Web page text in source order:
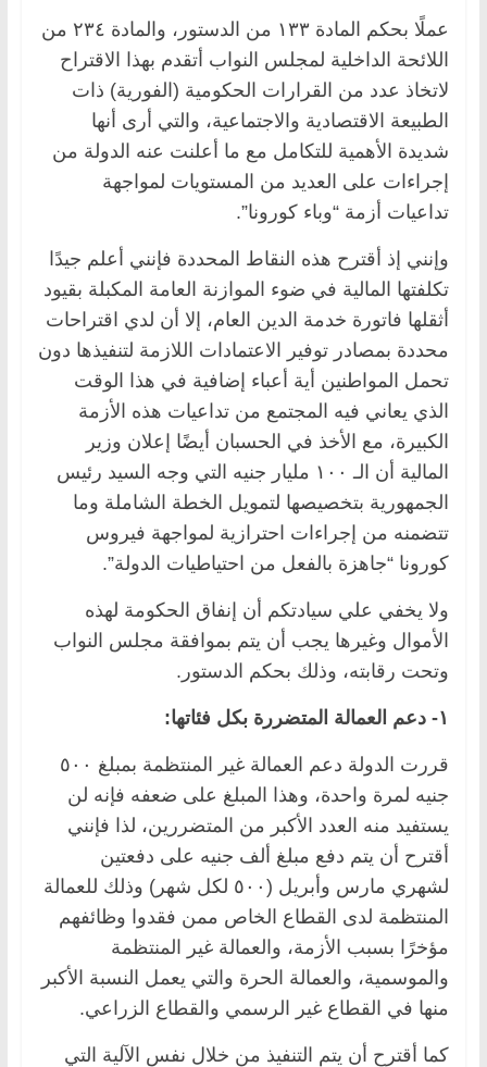
عملًا بحكم المادة ١٣٣ من الدستور، والمادة ٢٣٤ من
اللائحة الداخلية لمجلس النواب أتقدم بهذا الاقتراح
لاتخاذ عدد من القرارات الحكومية (الفورية) ذات
الطبيعة الاقتصادية والاجتماعية، والتي أرى أنها
شديدة الأهمية للتكامل مع ما أعلنت عنه الدولة من
إجراءات على العديد من المستويات لمواجهة
تداعيات أزمة “وباء كورونا”.
وإنني إذ أقترح هذه النقاط المحددة فإنني أعلم جيدًا
تكلفتها المالية في ضوء الموازنة العامة المكبلة بقيود
أثقلها فاتورة خدمة الدين العام، إلا أن لدي اقتراحات
محددة بمصادر توفير الاعتمادات اللازمة لتنفيذها دون
تحمل المواطنين أية أعباء إضافية في هذا الوقت
الذي يعاني فيه المجتمع من تداعيات هذه الأزمة
الكبيرة، مع الأخذ في الحسبان أيضًا إعلان وزير
المالية أن الـ ١٠٠ مليار جنيه التي وجه السيد رئيس
الجمهورية بتخصيصها لتمويل الخطة الشاملة وما
تتضمنه من إجراءات احترازية لمواجهة فيروس
كورونا “جاهزة بالفعل من احتياطيات الدولة”.
ولا يخفي علي سيادتكم أن إنفاق الحكومة لهذه
الأموال وغيرها يجب أن يتم بموافقة مجلس النواب
وتحت رقابته، وذلك بحكم الدستور.
١- دعم العمالة المتضررة بكل فئاتها:
قررت الدولة دعم العمالة غير المنتظمة بمبلغ ٥٠٠
جنيه لمرة واحدة، وهذا المبلغ على ضعفه فإنه لن
يستفيد منه العدد الأكبر من المتضررين، لذا فإنني
أقترح أن يتم دفع مبلغ ألف جنيه على دفعتين
لشهري مارس وأبريل (٥٠٠ لكل شهر) وذلك للعمالة
المنتظمة لدى القطاع الخاص ممن فقدوا وظائفهم
مؤخرًا بسبب الأزمة، والعمالة غير المنتظمة
والموسمية، والعمالة الحرة والتي يعمل النسبة الأكبر
منها في القطاع غير الرسمي والقطاع الزراعي.
كما أقترح أن يتم التنفيذ من خلال نفس الآلية التي